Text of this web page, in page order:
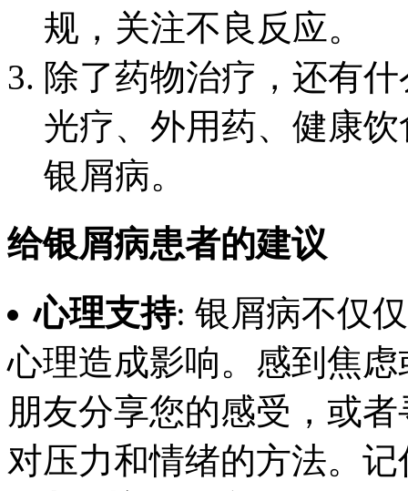
规，关注不良反应。
除了药物治疗，还有
光疗、外用药、健康
银屑病。
给银屑病患者的建议
心理支持: 银屑病不仅
心理造成影响。感到焦
朋友分享您的感受，或
对压力和情绪的方法。